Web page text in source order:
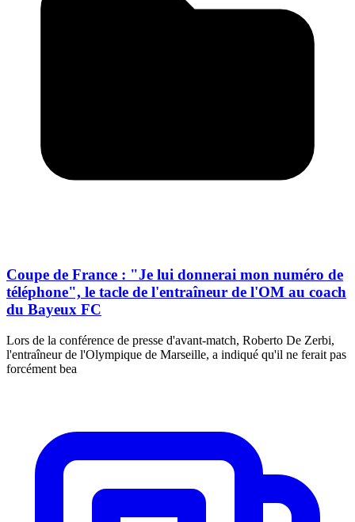
Coupe de France : "Je lui donnerai mon numéro de
téléphone", le tacle de l'entraîneur de l'OM au coach
du Bayeux FC
Lors de la conférence de presse d'avant-match, Roberto De Zerbi,
l'entraîneur de l'Olympique de Marseille, a indiqué qu'il ne ferait pas
forcément bea